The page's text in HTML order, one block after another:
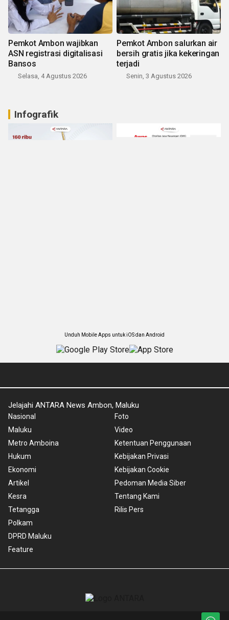
Pemkot Ambon wajibkan
ASN registrasi digitalisasi
Bansos
Selasa, 4 Agustus 2026
Pemkot Ambon salurkan air
bersih gratis jika kekeringan
terjadi
Senin, 3 Agustus 2026
Infografik
Unduh Mobile Apps untuk iOS dan Android
Jelajahi ANTARA News Ambon, Maluku
Nasional
Maluku
Metro Amboina
Hukum
Ekonomi
Artikel
Kesra
Tetangga
Polkam
DPRD Maluku
Feature
Foto
Video
Ketentuan Penggunaan
Kebijakan Privasi
Kebijakan Cookie
Pedoman Media Siber
Tentang Kami
Rilis Pers